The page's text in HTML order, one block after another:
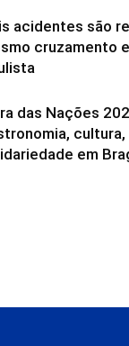
acidentes são
cruzamento
das Nações
em